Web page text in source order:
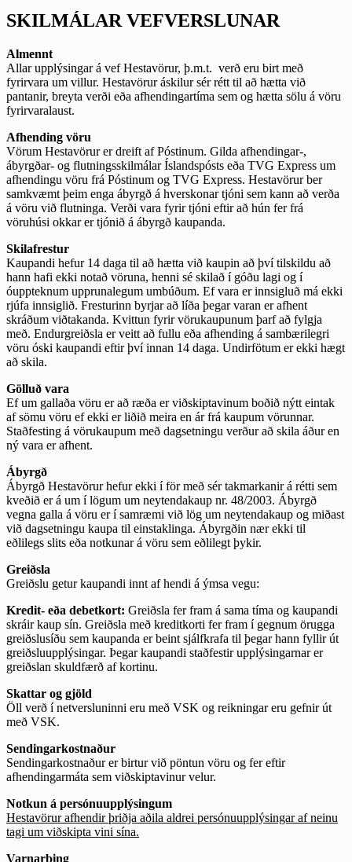
SKILMÁLAR VEFVERSLUNAR
Almennt
Allar upplýsingar á vef Hestavörur, þ.m.t. verð eru birt með
fyrirvara um villur. Hestavörur áskilur sér rétt til að hætta við
pantanir, breyta verði eða afhendingartíma sem og hætta sölu á vöru
fyrirvaralaust.
Afhending vöru
Vörum Hestavörur er dreift af Póstinum. Gilda afhendingar-,
ábyrgðar- og flutningsskilmálar Íslandspósts eða TVG Express um
afhendingu vöru frá Póstinum og TVG Express. Hestavörur ber
samkvæmt þeim enga ábyrgð á hverskonar tjóni sem kann að verða
á vöru við flutninga. Verði vara fyrir tjóni eftir að hún fer frá
vöruhúsi okkar er tjónið á ábyrgð kaupanda.
Skilafrestur
Kaupandi hefur 14 daga til að hætta við kaupin að því tilskildu að
hann hafi ekki notað vöruna, henni sé skilað í góðu lagi og í
óuppteknum upprunalegum umbúðum. Ef vara er innsigluð má ekki
rjúfa innsiglið. Fresturinn byrjar að líða þegar varan er afhent
skráðum viðtakanda. Kvittun fyrir vörukaupunum þarf að fylgja
með. Endurgreiðsla er veitt að fullu eða afhending á sambærilegri
vöru óski kaupandi eftir því innan 14 daga. Undirfötum er ekki hægt
að skila.
Gölluð vara
Ef um gallaða vöru er að ræða er viðskiptavinum boðið nýtt eintak
af sömu vöru ef ekki er liðið meira en ár frá kaupum vörunnar.
Staðfesting á vörukaupum með dagsetningu verður að skila áður en
ný vara er afhent.
Ábyrgð
Ábyrgð Hestavörur hefur ekki í för með sér takmarkanir á rétti sem
kveðið er á um í lögum um neytendakaup nr. 48/2003. Ábyrgð
vegna galla á vöru er í samræmi við lög um neytendakaup og miðast
við dagsetningu kaupa til einstaklinga. Ábyrgðin nær ekki til
eðlilegs slits eða notkunar á vöru sem eðlilegt þykir.
Greiðsla
Greiðslu getur kaupandi innt af hendi á ýmsa vegu:
Kredit- eða debetkort: Greiðsla fer fram á sama tíma og kaupandi
skráir kaup sín. Greiðsla með kreditkorti fer fram í gegnum örugga
greiðslusíðu sem kaupanda er beint sjálfkrafa til þegar hann fyllir út
greiðsluupplýsingar. Þegar kaupandi staðfestir upplýsingarnar er
greiðslan skuldfærð af kortinu.
Skattar og gjöld
Öll verð í netversluninni eru með VSK og reikningar eru gefnir út
með VSK.
Sendingarkostnaður
Sendingarkostnaður er birtur við pöntun vöru og fer eftir
afhendingarmáta sem viðskiptavinur velur.
Notkun á persónuupplýsingum
Hestavörur afhendir þriðja aðila aldrei persónuupplýsingar af neinu
tagi um viðskipta vini sína.
Varnarþing